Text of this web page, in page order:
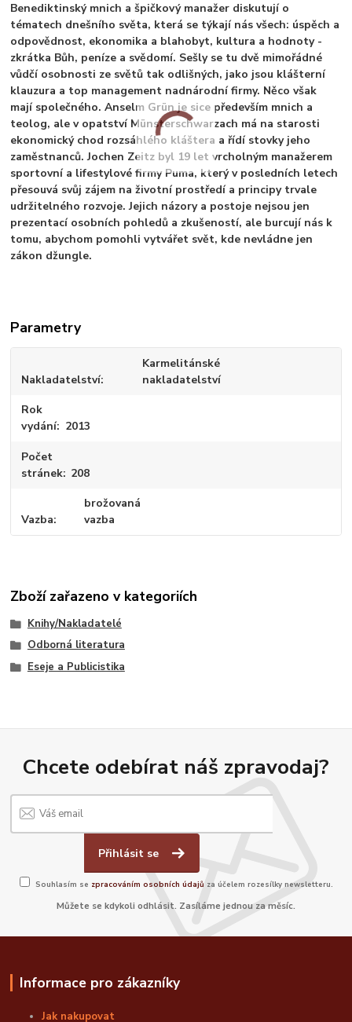
Benediktinský mnich a špičkový manažer diskutují o
tématech dnešního světa, která se týkají nás všech: úspěch a
odpovědnost, ekonomika a blahobyt, kultura a hodnoty -
zkrátka Bůh, peníze a svědomí. Sešly se tu dvě mimořádné
vůdčí osobnosti ze světů tak odlišných, jako jsou klášterní
klauzura a top management nadnárodní firmy. Něco však
mají společného. Anselm Grün je sice především mnich a
teolog, ale v opatství Münsterschwarzach má na starosti
ekonomický chod rozsáhlého kláštera a řídí stovky jeho
zaměstnanců. Jochen Zeitz byl 19 let vrcholným manažerem
sportovní a lifestylové firmy Puma, který v posledních letech
přesouvá svůj zájem na životní prostředí a principy trvale
udržitelného rozvoje. Jejich názory a postoje nejsou jen
prezentací osobních pohledů a zkušeností, ale burcují nás k
tomu, abychom pomohli vytvářet svět, kde nevládne jen
zákon džungle.
Parametry
Nakladatelství
Karmelitánské
nakladatelství
Rok
vydání
2013
Počet
stránek 208
Vazba
brožovaná
vazba
Zboží zařazeno v kategoriích
Knihy/Nakladatelé
Odborná literatura
Eseje a Publicistika
Chcete odebírat náš zpravodaj?
Přihlásit se
Souhlasím se zpracováním osobních údajů za účelem rozesílky newsletteru.
Můžete se kdykoli odhlásit. Zasíláme jednou za měsíc.
Informace pro zákazníky
Jak nakupovat